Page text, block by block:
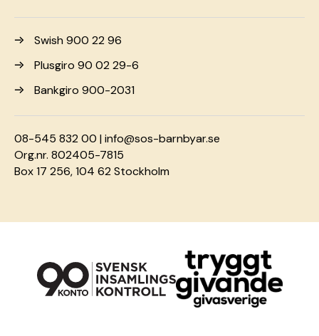
Swish 900 22 96
Plusgiro 90 02 29-6
Bankgiro 900-2031
08-545 832 00 |info@sos-barnbyar.se
Org.nr. 802405-7815
Box 17 256, 104 62 Stockholm